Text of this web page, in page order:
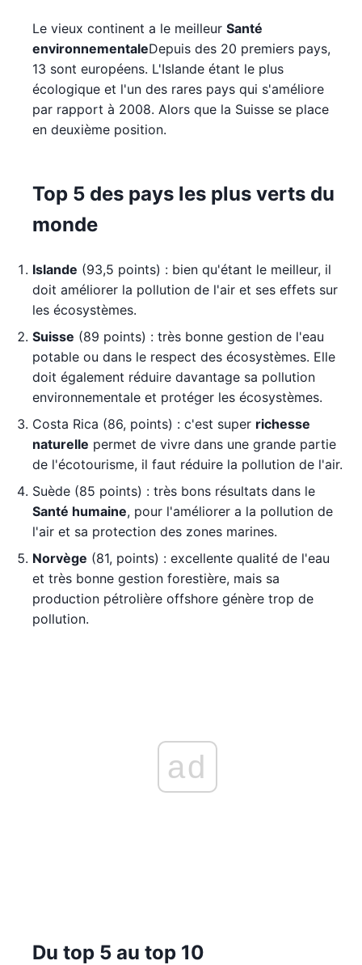
Le vieux continent a le meilleur Santé
environnementaleDepuis des 20 premiers pays,
13 sont européens. L'Islande étant le plus
écologique et l'un des rares pays qui s'améliore
par rapport à 2008. Alors que la Suisse se place
en deuxième position.
Top 5 des pays les plus verts du
monde
Islande (93,5 points) : bien qu'étant le meilleur, il
doit améliorer la pollution de l'air et ses effets sur
les écosystèmes.
Suisse (89 points) : très bonne gestion de l'eau
potable ou dans le respect des écosystèmes. Elle
doit également réduire davantage sa pollution
environnementale et protéger les écosystèmes.
Costa Rica (86, points) : c'est super richesse
naturelle permet de vivre dans une grande partie
de l'écotourisme, il faut réduire la pollution de l'air.
Suède (85 points) : très bons résultats dans le
Santé humaine, pour l'améliorer a la pollution de
l'air et sa protection des zones marines.
Norvège (81, points) : excellente qualité de l'eau
et très bonne gestion forestière, mais sa
production pétrolière offshore génère trop de
pollution.
ad
Du top 5 au top 10